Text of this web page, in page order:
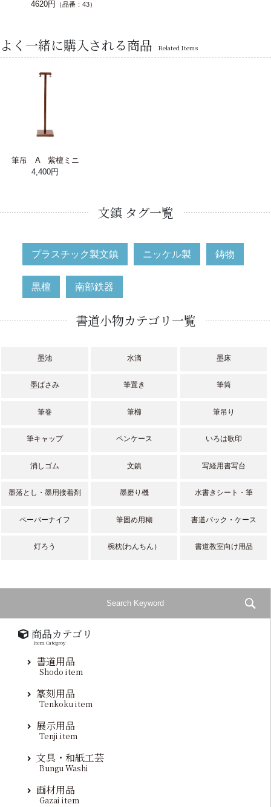
4620円 （品番：43）
よく一緒に購入される商品 Related Items
筆吊 A 紫檀ミニ
4,400円
文鎮 タグ一覧
プラスチック製文鎮 ニッケル製 鋳物
黒檀 南部鉄器
書道小物カテゴリ一覧
墨池 水滴 墨床
墨ばさみ 筆置き 筆筒
筆巻 筆櫛 筆吊り
筆キャップ ペンケース いろは歌印
消しゴム 文鎮 写経用書写台
墨落とし・墨用接着剤 墨磨り機 水書きシート・筆
ペーパーナイフ 筆固め用糊 書道バック・ケース
灯ろう 椀枕(わんちん） 書道教室向け用品
商品カテゴリ
Item Categroy
書道用品
Shodo item
篆刻用品
Tenkoku item
展示用品
Tenji item
文具・和紙工芸
Bungu Washi
画材用品
Gazai item